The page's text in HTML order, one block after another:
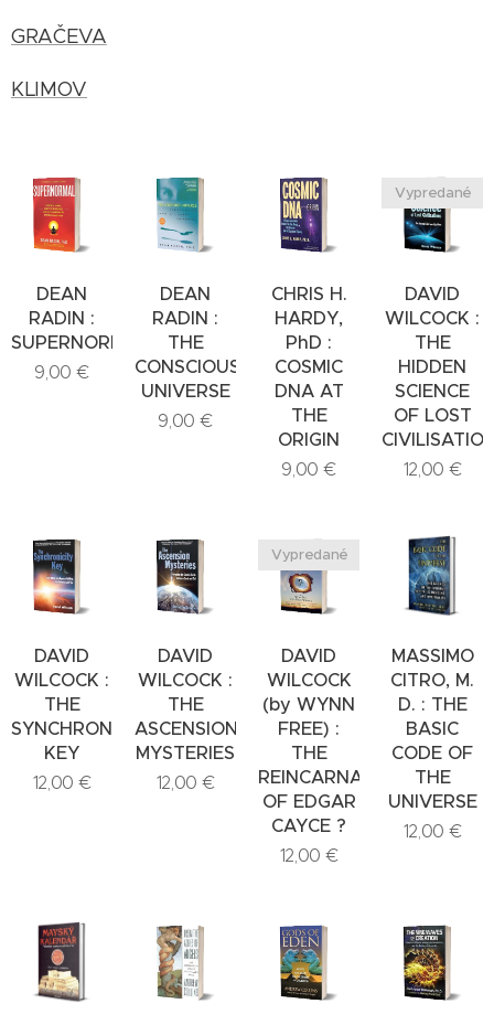
GRAČEVA
KLIMOV
DEAN
RADIN :
SUPERNORMAL
9,00 €
DEAN
RADIN :
THE
CONSCIOUS
UNIVERSE
9,00 €
CHRIS H.
HARDY,
PhD :
COSMIC
DNA AT
THE
ORIGIN
9,00 €
DAVID
WILCOCK :
THE
HIDDEN
SCIENCE
OF LOST
Vypredané
12,00 €
DAVID
WILCOCK :
THE
SYNCHRONICITY
KEY
12,00 €
DAVID
WILCOCK :
THE
ASCENSION
MYSTERIES
12,00 €
DAVID
WILCOCK
(by WYNN
FREE) :
THE
REINCARNATION
OF EDGAR
CAYCE ?
Vypredané
12,00 €
MASSIMO
CITRO, M.
D. : THE
BASIC
CODE OF
THE
UNIVERSE
12,00 €